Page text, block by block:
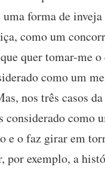
forma de
como um
quer tomar-me
como um
nos três casos
como
e o faz girar em
exemplo, a